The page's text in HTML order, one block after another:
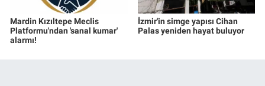
Mardin Kızıltepe Meclis
Platformu'ndan 'sanal kumar'
alarmı!
İzmir'in simge yapısı Cihan
Palas yeniden hayat buluyor